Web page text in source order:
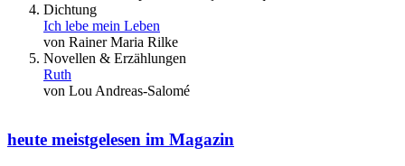
Dichtung
Ich lebe mein Leben
von Rainer Maria Rilke
Novellen & Erzählungen
Ruth
von Lou Andreas-Salomé
heute meistgelesen im Magazin